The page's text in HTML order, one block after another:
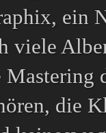
ein
viele
die